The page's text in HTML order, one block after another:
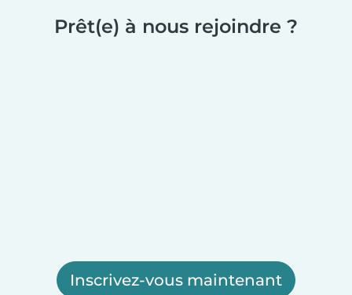
Prêt(e) à nous rejoindre ?
Inscrivez-vous maintenant